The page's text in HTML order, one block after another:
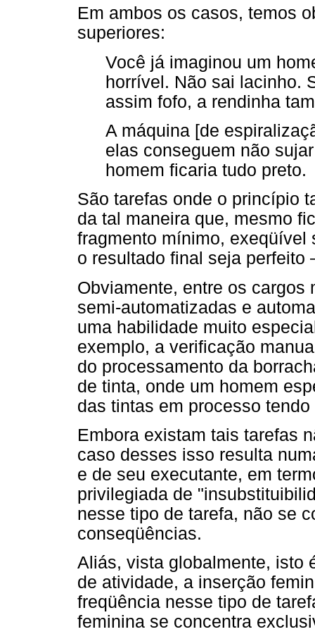
Em ambos os casos, temos
superiores:
Você já imaginou um
horrível. Não sai lacinho.
assim fofo, a rendinha
A máquina [de
elas conseguem não
homem ficaria tudo preto.
São tarefas onde o princípio
da tal maneira que, mesmo
fragmento mínimo, exeqüível
o resultado final seja
Obviamente, entre os
semi-automatizadas e
uma habilidade muito
exemplo, a verificação
do processamento da
de tinta, onde um homem
das tintas em processo
Embora existam tais tarefas
caso desses isso resulta
e de seu executante, em
privilegiada de
nesse tipo de tarefa, não se
conseqüências.
Aliás, vista globalmente, isto
de atividade, a inserção
freqüência nesse tipo de
feminina se concentra